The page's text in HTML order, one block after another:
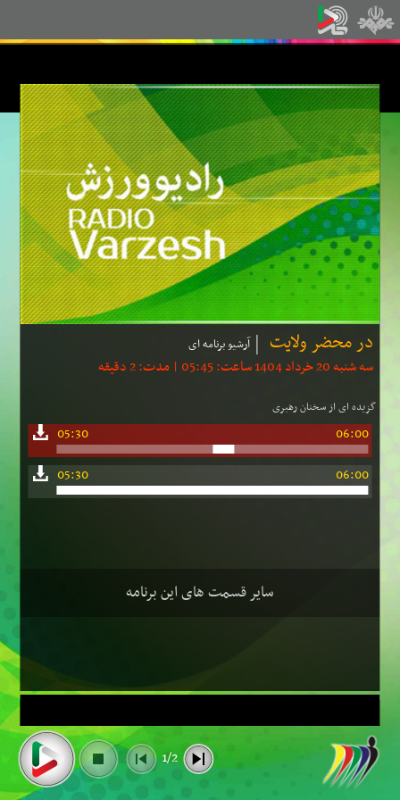
در محضر ولایت آرشیو برنامه ای
سه شنبه 20 خرداد 1404 ساعت: 05:45 | مدت: 2 دقیقه
گزیده ای از سخنان رهبری
05:30
06:00
05:30
06:00
سایر قسمت های این برنامه
1/2